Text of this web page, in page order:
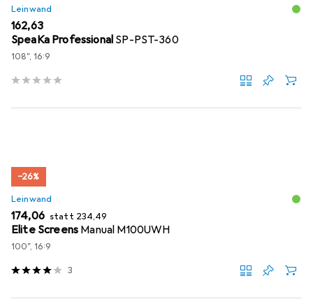
Leinwand
EUR
162,63
SpeaKa Professional SP-PST-360
108", 16:9
−26%
Leinwand
EUR
174,06 statt EUR
234,49
Elite Screens Manual M100UWH
100", 16:9
3